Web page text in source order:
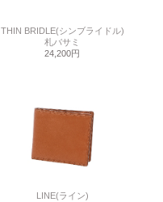
THIN BRIDLE(シンブライドル)
札バサミ
24,200円
LINE(ライン)